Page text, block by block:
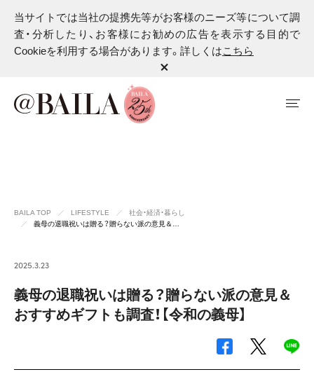
当サイトでは当社の提携先等がお客様のニーズ等について調
査・分析したり、お客様にお勧めの広告を表示する目的で
Cookieを利用する場合があります。詳しくはこちら
BAILA TOP LIFESTYLE
社会・経済・暮らし
義母の退職祝いは贈る？贈らない派の意見＆…
2025.3.23
義母の退職祝いは贈る？贈らない派の意見＆
おすすめギフトも調査！【令和の義母】